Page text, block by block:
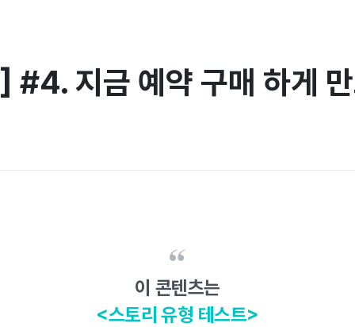
#4. 지금 예약 구매 하게
이 콘텐츠는
<스토리 유형 테스트>